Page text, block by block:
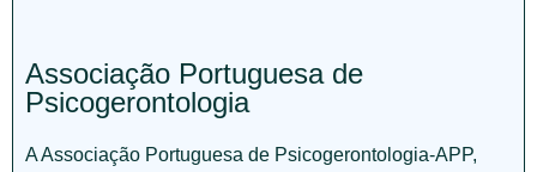
Associação Portuguesa de
Psicogerontologia
A Associação Portuguesa de Psicogerontologia-APP,